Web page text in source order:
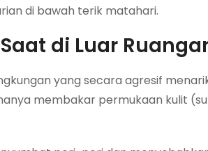
di bawah terik matahari.
di Luar
yang secara agresif
membakar permukaan kulit